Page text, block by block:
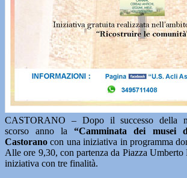
CASTORANO – Dopo il successo della
scorso anno la“Camminata dei musei
Castorano con una iniziativa in programma
Alle ore 9,30, con partenza da Piazza
iniziativa con tre finalità.